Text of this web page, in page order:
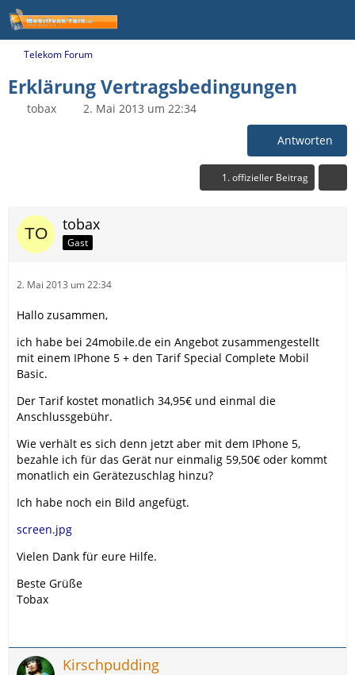
Telekom Forum
Erklärung Vertragsbedingungen
tobax 2. Mai 2013 um 22:34
Antworten
1. offizieller Beitrag
tobax
Gast
2. Mai 2013 um 22:34
Hallo zusammen,
ich habe bei 24mobile.de ein Angebot zusammengestellt
mit einem IPhone 5 + den Tarif Special Complete Mobil
Basic.
Der Tarif kostet monatlich 34,95€ und einmal die
Anschlussgebühr.
Wie verhält es sich denn jetzt aber mit dem IPhone 5,
bezahle ich für das Gerät nur einmalig 59,50€ oder kommt
monatlich ein Gerätezuschlag hinzu?
Ich habe noch ein Bild angefügt.
screen.jpg
Vielen Dank für eure Hilfe.
Beste Grüße
Tobax
Kirschpudding